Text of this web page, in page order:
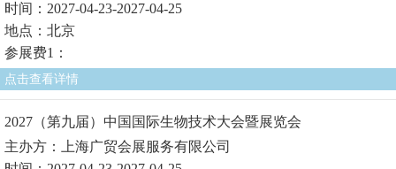
时间：2027-04-23-2027-04-25
地点：北京
参展费1：
点击查看详情
2027（第九届）中国国际生物技术大会暨展览会
主办方：上海广贸会展服务有限公司